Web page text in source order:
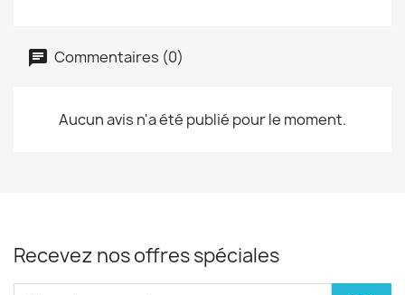
Commentaires (0)
Aucun avis n'a été publié pour le moment.
Recevez nos offres spéciales